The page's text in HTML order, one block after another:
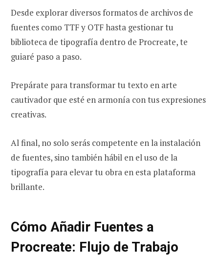
Desde explorar diversos formatos de archivos de
fuentes como TTF y OTF hasta gestionar tu
biblioteca de tipografía dentro de Procreate, te
guiaré paso a paso.
Prepárate para transformar tu texto en arte
cautivador que esté en armonía con tus expresiones
creativas.
Al final, no solo serás competente en la instalación
de fuentes, sino también hábil en el uso de la
tipografía para elevar tu obra en esta plataforma
brillante.
Cómo Añadir Fuentes a
Procreate: Flujo de Trabajo